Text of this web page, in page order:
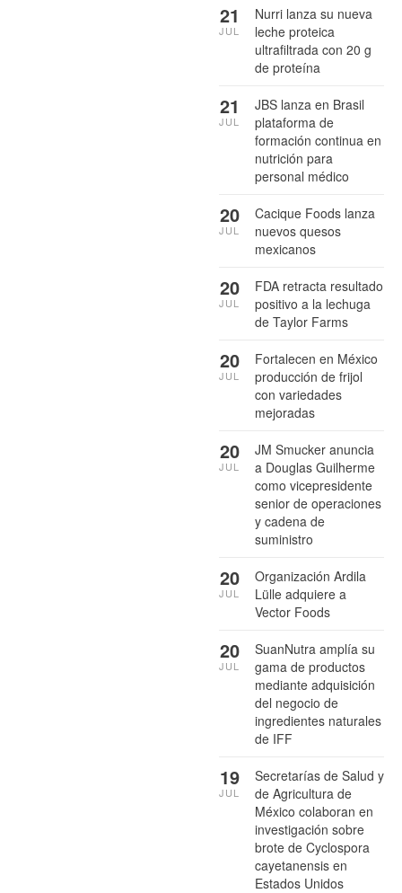
Nurri lanza su nueva
leche proteica
ultrafiltrada con 20 g
de proteína
21
JUL
JBS lanza en Brasil
plataforma de
formación continua en
nutrición para
personal médico
21
JUL
Cacique Foods lanza
nuevos quesos
mexicanos
20
JUL
FDA retracta resultado
positivo a la lechuga
de Taylor Farms
20
JUL
Fortalecen en México
producción de frijol
con variedades
mejoradas
20
JUL
JM Smucker anuncia
a Douglas Guilherme
como vicepresidente
senior de operaciones
y cadena de
suministro
20
JUL
Organización Ardila
Lülle adquiere a
Vector Foods
20
JUL
SuanNutra amplía su
gama de productos
mediante adquisición
del negocio de
ingredientes naturales
de IFF
20
JUL
Secretarías de Salud y
de Agricultura de
México colaboran en
investigación sobre
brote de Cyclospora
cayetanensis en
Estados Unidos
19
JUL